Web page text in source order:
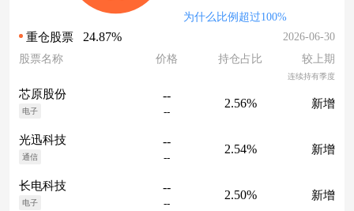
为什么比例超过100%
重仓股票 24.87%
2026-06-30
股票名称
价格 持仓占比 较上期
连续持有季度
芯原股份
电子
--
--
2.56% 新增
光迅科技
通信
--
--
2.54% 新增
长电科技
电子
--
--
2.50% 新增